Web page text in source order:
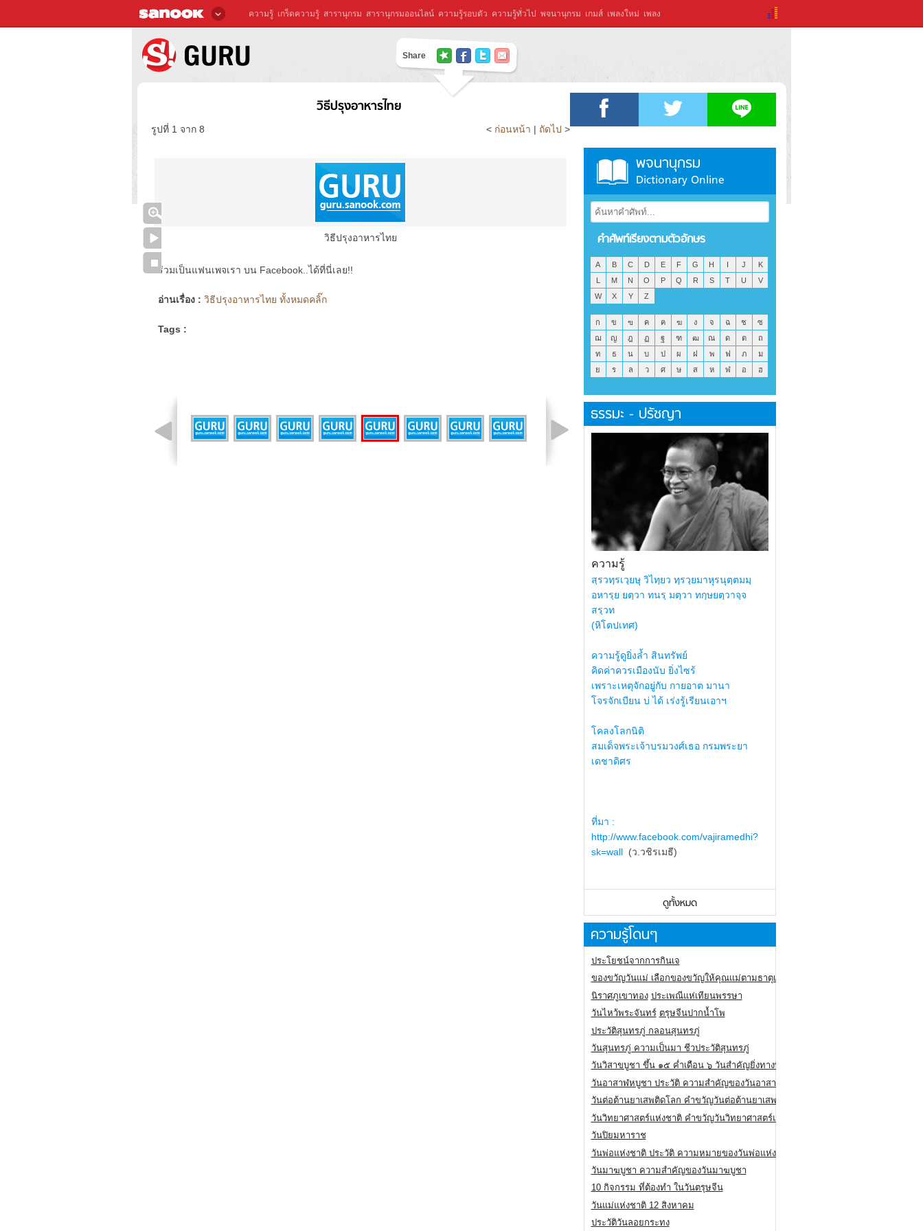
ความรู้ เกร็ดความรู้ สารานุกรม สารานุกรมออนไลน์ ความรู้รอบตัว ความรู้ทั่วไป พจนานุกรม เกมส์ เพลงใหม่ เพลง
Share
วิธีปรุงอาหารไทย
รูปที่ 1 จาก 8 < ก่อนหน้า | ถัดไป >
วิธีปรุงอาหารไทย
ร่วมเป็นแฟนเพจเรา บน Facebook..ได้ที่นี่เลย!!
อ่านเรื่อง : วิธีปรุงอาหารไทย ทั้งหมดคลิ๊ก
Tags :
พจนานุกรม
Dictionary Online
คำศัพท์เรียงตามตัวอักษร
A B C D E F G H I J
K
L
M N O P Q R S T U
V
W
X Y Z
ก ข ฃ ค ฅ ฆ ง จ ฉ ช
ซ
ฌ
ญ ฎ ฏ ฐ ฑ ฒ ณ ด ต
ถ
ท
ธ น บ ป ผ ฝ พ ฟ ภ
ม
ย
ร ล ว ศ ษ ส ห ฬ อ ฮ
ธรรมะ - ปรัชญา
ความรู้
สฺรวทฺรเวฺยษุ วิไทฺยว ทฺรวฺยมาหุรนุตฺตมมฺ
อหารฺย ยตฺวา ทนรฺ มตฺวา ทกฺษยตฺวาจฺจ
สรฺวท
(หิโตปเทศ)
ความรู้ดูยิ่งล้ำ สินทรัพย์
คิดค่าควรเมืองนับ ยิ่งไซร้
เพราะเหตุจักอยู่กับ กายอาต มานา
โจรจักเบียน บ่ ได้ เร่งรู้เรียนเอาฯ
โคลงโลกนิติ
สมเด็จพระเจ้าบรมวงศ์เธอ กรมพระยา
เดชาดิศร
ที่มา :
http://www.facebook.com/vajiramedhi?
sk=wall(ว.วชิรเมธี)
ดูทั้งหมด
ความรู้โดนๆ
ประโยชน์จากการกินเจ
ของขวัญวันแม่ เลือกของขวัญให้คุณแม่ตามธาตุเกิด
นิราศภูเขาทอง ประเพณีแห่เทียนพรรษา
วันไหว้พระจันทร์ ตรุษจีนปากน้ำโพ
ประวัติสุนทรภู่ กลอนสุนทรภู่
วันสุนทรภู่ ความเป็นมา ชีวประวัติสุนทรภู่
วันวิสาขบูชา ขึ้น ๑๕ ค่ำเดือน ๖ วันสำคัญยิ่งทางพระพุทธศาสนา
วันอาสาฬหบูชา ประวัติ ความสําคัญของวันอาสาฬหบูชา
วันต่อต้านยาเสพติดโลก คำขวัญวันต่อต้านยาเสพติดสากล
วันวิทยาศาสตร์แห่งชาติ คำขวัญวันวิทยาศาสตร์แห่งชาติ
วันปิยมหาราช
วันพ่อแห่งชาติ ประวัติ ความหมายของวันพ่อแห่งชาติ
วันมาฆบูชา ความสำคัญของวันมาฆบูชา
10 กิจกรรม ที่ต้องทำ ในวันตรุษจีน
วันแม่แห่งชาติ 12 สิงหาคม
ประวัติวันลอยกระทง